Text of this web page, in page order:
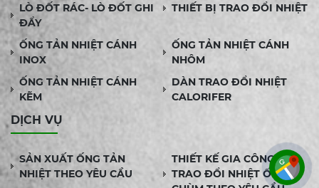
LÒ ĐỐT RÁC- LÒ ĐỐT GHI
ĐẨY
THIẾT BỊ TRAO ĐỔI NHIỆT
ỐNG TẢN NHIỆT CÁNH
INOX
ỐNG TẢN NHIỆT CÁNH
NHÔM
ỐNG TẢN NHIỆT CÁNH
KẼM
DÀN TRAO ĐỔI NHIỆT
CALORIFER
DỊCH VỤ
SẢN XUẤT ỐNG TẢN
NHIỆT THEO YÊU CẦU
THIẾT KẾ GIA CÔNG BỘ
TRAO ĐỔI NHIỆT ỐNG